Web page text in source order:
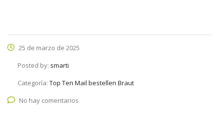
25 de marzo de 2025
Posted by: smarti
Categoría: Top Ten Mail bestellen Braut
No hay comentarios